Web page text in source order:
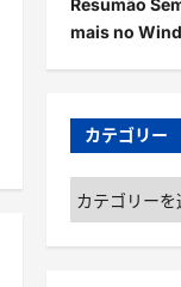
Resumão
mais no
カテゴリー
カ
テ
ゴ